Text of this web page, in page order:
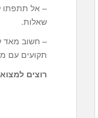
שאלות.
– חשוב מאד
תקועים עם
רוצים למצוא